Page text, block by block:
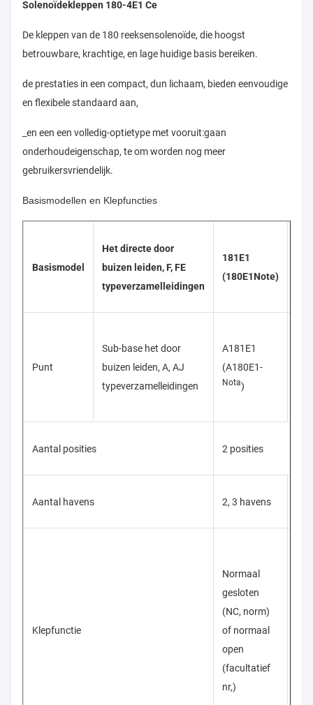
Solenoïdekleppen 180-4E1 Ce
De kleppen van de 180 reeksensolenoïde, die hoogst
betrouwbare, krachtige, en lage huidige basis bereiken.
de prestaties in een compact, dun lichaam, bieden eenvoudige
en flexibele standaard aan,
_en een een volledig-optietype met vooruit:gaan
onderhoudeigenschap, te om worden nog meer
gebruikersvriendelijk.
Basismodellen en Klepfuncties
Basismodel
Het directe door
buizen leiden, F, FE
typeverzamelleidingen
181E1
(180E1Note)
Punt
Sub-base het door
buizen leiden, A, AJ
typeverzamelleidingen
A181E1
(A180E1-
Nota)
Aantal posities 2 posities
Aantal havens 2, 3 havens
Klepfunctie
Normaal
gesloten
(NC, norm)
of normaal
open
(facultatief
nr,)